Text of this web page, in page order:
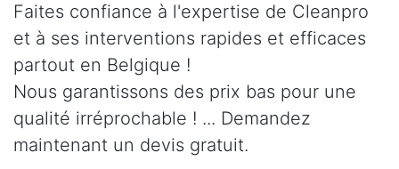
Faites confiance à l'expertise de Cleanpro
et à ses interventions rapides et efficaces
partout en Belgique !
Nous garantissons des prix bas pour une
qualité irréprochable ! ... Demandez
maintenant un devis gratuit.